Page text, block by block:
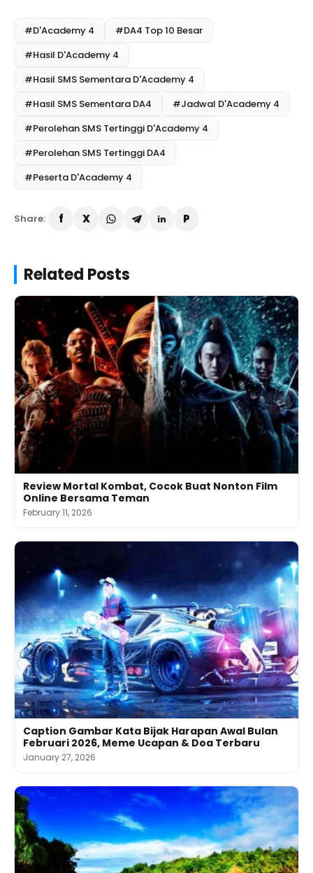
#D'Academy 4
#DA4 Top 10 Besar
#Hasil D'Academy 4
#Hasil SMS Sementara D'Academy 4
#Hasil SMS Sementara DA4
#Jadwal D'Academy 4
#Perolehan SMS Tertinggi D'Academy 4
#Perolehan SMS Tertinggi DA4
#Peserta D'Academy 4
Share:
Related Posts
Review Mortal Kombat, Cocok Buat Nonton Film
Online Bersama Teman
February 11, 2026
Caption Gambar Kata Bijak Harapan Awal Bulan
Februari 2026, Meme Ucapan & Doa Terbaru
January 27, 2026